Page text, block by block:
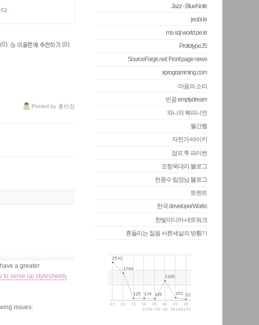
.
(0) (0)
Posted by 홍반장
a greater
to serve up stylesheets
issues:
Jazz - BlueNote
jeobi.kr
ms-sql world.pe.kr
PrototypeJS
SourceForge.net: Front page news
xprogramming.com
마음의 소리
빈꿈 emptydream
와니의 북피니언
월간웹
자전거-바이키
점프 투 파이썬
조항욱대리 블로그
천종수 팀장님 블로그
토렌트
한국 developerWorks
한빛미디어-네트워크
흔들리는 젊음 서른세살의 방황기